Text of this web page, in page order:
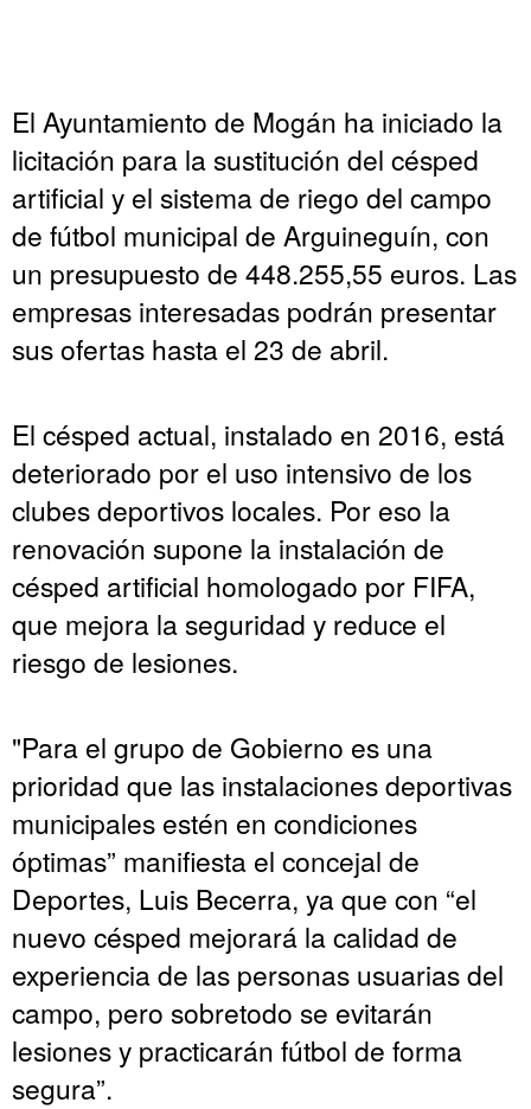
El Ayuntamiento de Mogán ha iniciado la
licitación para la sustitución del césped
artificial y el sistema de riego del campo
de fútbol municipal de Arguineguín, con
un presupuesto de 448.255,55 euros. Las
empresas interesadas podrán presentar
sus ofertas hasta el 23 de abril.
El césped actual, instalado en 2016, está
deteriorado por el uso intensivo de los
clubes deportivos locales. Por eso la
renovación supone la instalación de
césped artificial homologado por FIFA,
que mejora la seguridad y reduce el
riesgo de lesiones.
"Para el grupo de Gobierno es una
prioridad que las instalaciones deportivas
municipales estén en condiciones
óptimas” manifiesta el concejal de
Deportes, Luis Becerra, ya que con “el
nuevo césped mejorará la calidad de
experiencia de las personas usuarias del
campo, pero sobretodo se evitarán
lesiones y practicarán fútbol de forma
segura”.